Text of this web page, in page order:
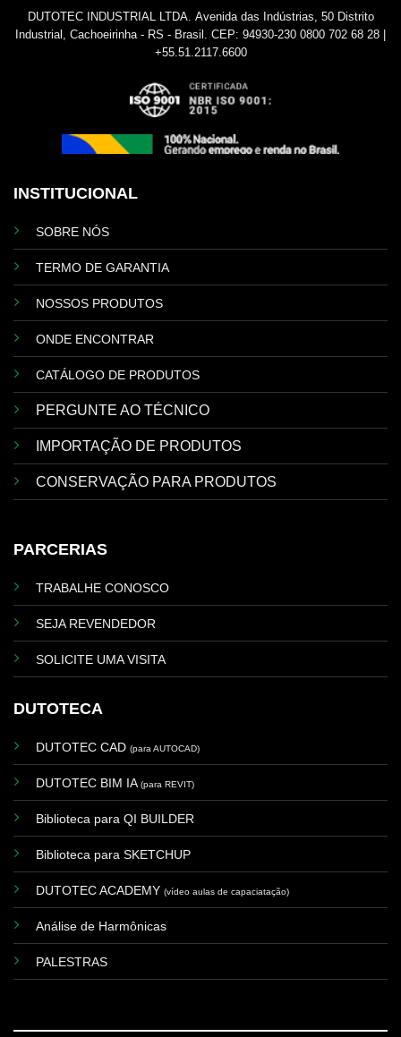
DUTOTEC INDUSTRIAL LTDA. Avenida das Indústrias, 50 Distrito
Industrial, Cachoeirinha - RS - Brasil. CEP: 94930-230 0800 702 68 28 |
+55.51.2117.6600
INSTITUCIONAL
SOBRE NÓS
TERMO DE GARANTIA
NOSSOS PRODUTOS
ONDE ENCONTRAR
CATÁLOGO DE PRODUTOS
PERGUNTE AO TÉCNICO
IMPORTAÇÃO DE PRODUTOS
CONSERVAÇÃO PARA PRODUTOS
PARCERIAS
TRABALHE CONOSCO
SEJA REVENDEDOR
SOLICITE UMA VISITA
DUTOTECA
DUTOTEC CAD (para AUTOCAD)
DUTOTEC BIM IA (para REVIT)
Biblioteca para QI BUILDER
Biblioteca para SKETCHUP
DUTOTEC ACADEMY (vídeo aulas de capaciatação)
Análise de Harmônicas
PALESTRAS